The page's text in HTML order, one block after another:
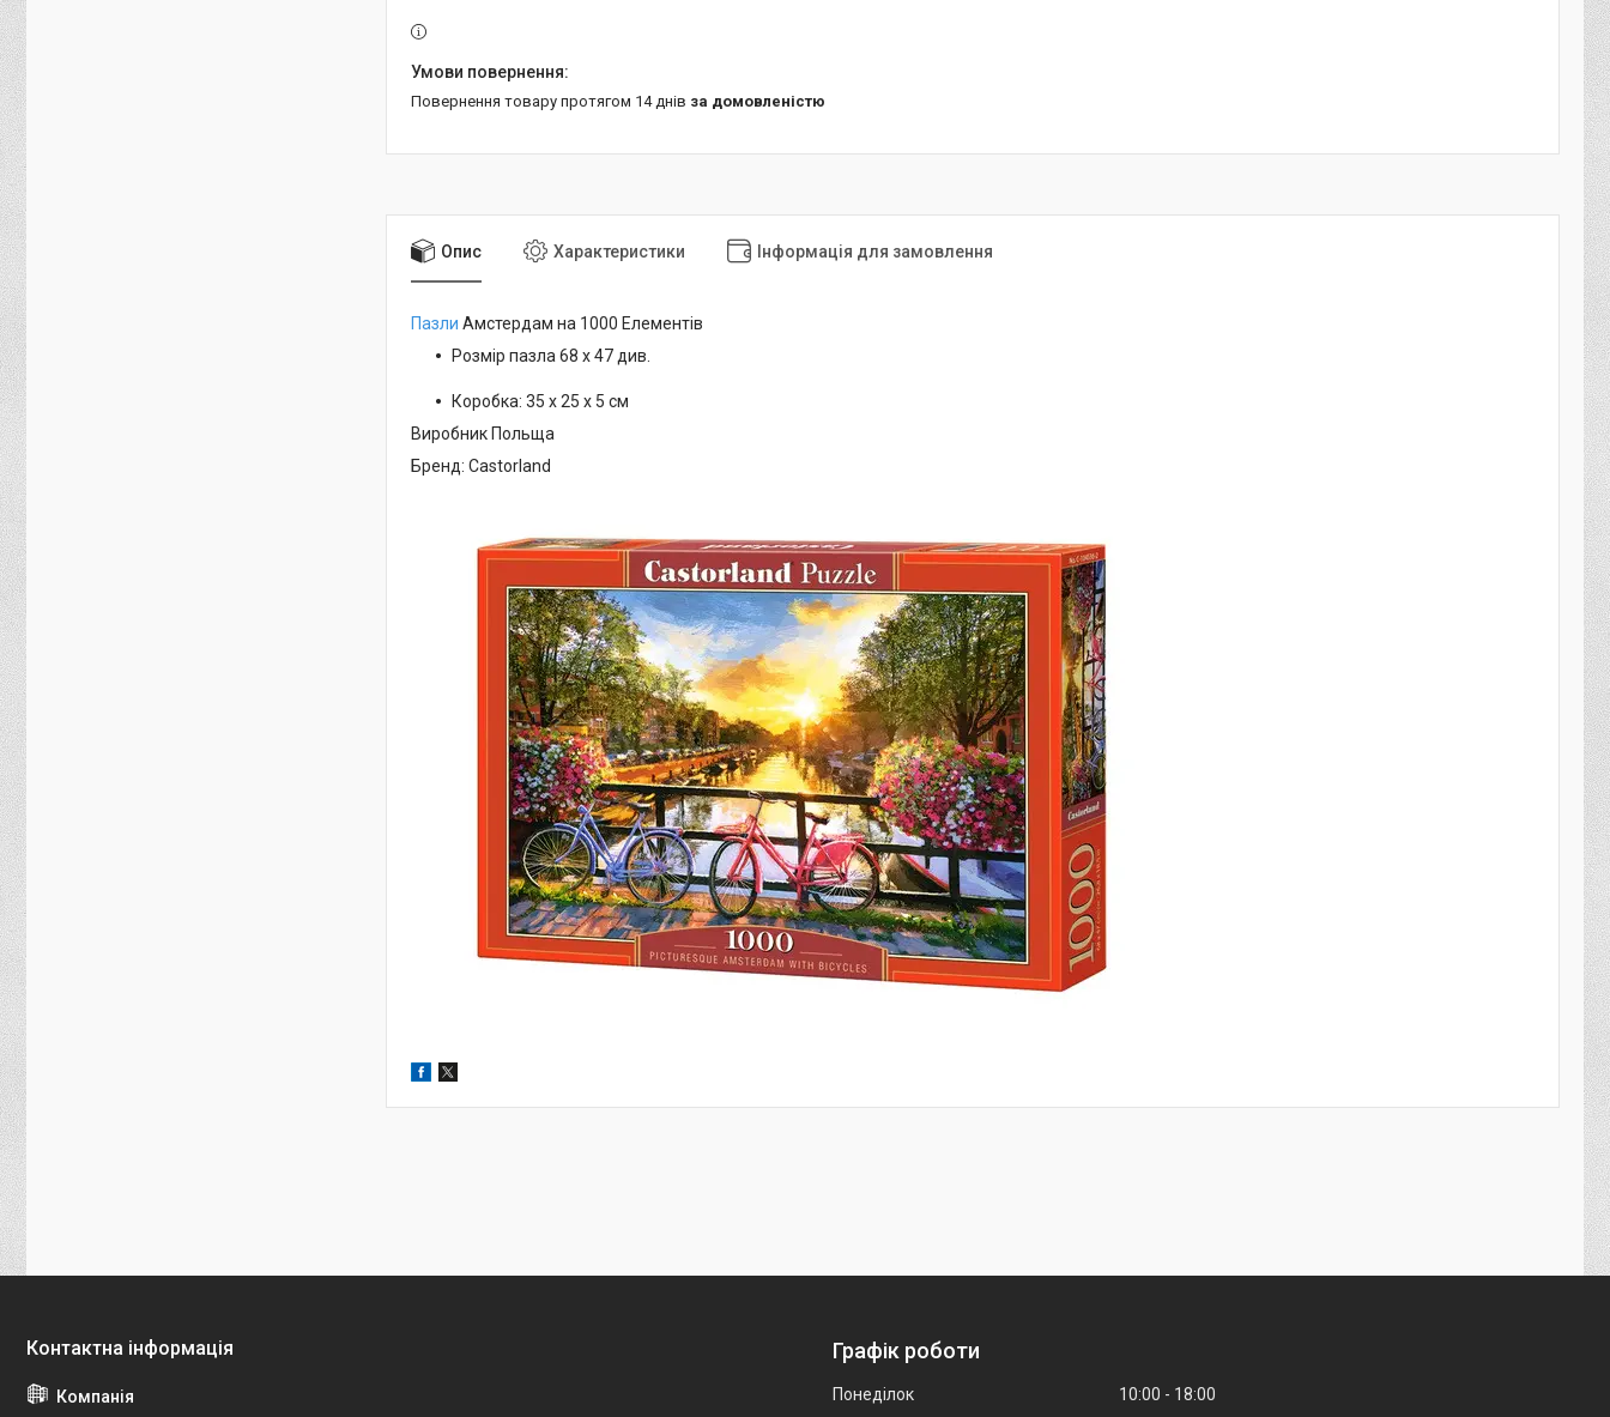
повернення товару протягом 14 днів за домовленістю
Опис Характеристики Інформація для замовлення
Пазли Амстердам на 1000 Елементів
Розмір пазла 68 x 47 див.
Коробка: 35 х 25 х 5 см
Виробник Польща
Бренд: Castorland
Графік роботи
Понеділок 10:00
18:00